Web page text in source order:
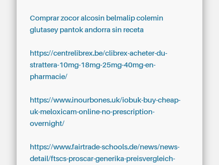
Comprar zocor alcosin belmalip colemin
glutasey pantok andorra sin receta
https://centrelibrex.be/clibrex-acheter-du-
strattera-10mg-18mg-25mg-40mg-en-
pharmacie/
https://www.inourbones.uk/iobuk-buy-cheap-
uk-meloxicam-online-no-prescription-
overnight/
https://www.fairtrade-schools.de/news/news-
detail/ftscs-proscar-generika-preisvergleich-